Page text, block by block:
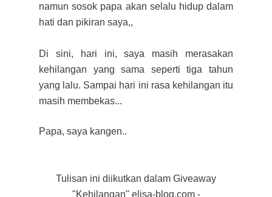
namun sosok papa akan selalu hidup dalam
hati dan pikiran saya,,
Di sini, hari ini, saya masih merasakan
kehilangan yang sama seperti tiga tahun
yang lalu. Sampai hari ini rasa kehilangan itu
masih membekas...
Papa, saya kangen..
Tulisan ini diikutkan dalam Giveaway
"Kehilangan" elisa-blog.com -